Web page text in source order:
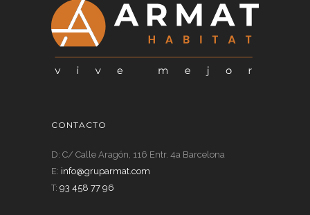
CONTACTO
D: C/ Calle Aragón, 116 Entr. 4a Barcelona
E: info@gruparmat.com
T: 93 458 77 96